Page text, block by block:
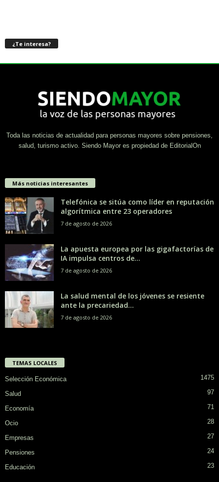
¿Te interesa?
Toda las noticias de actualidad para personas mayores sobre pensiones,
salud, turismo activo. Siendo Mayor es propiedad de EditorialOn
Más noticias interesantes
Telefónica se sitúa como líder en reputación
algorítmica entre 23 operadores
7 de agosto de 2026
La apuesta europea por las gigafactorías de
IA impulsa centros de...
7 de agosto de 2026
La salud mental de los jóvenes se resiente
ante la precariedad...
7 de agosto de 2026
TEMAS LOCALES
Selección Económica 1475
Salud 97
Economía 71
Ocio 28
Empresas 27
Pensiones 24
Educación 23